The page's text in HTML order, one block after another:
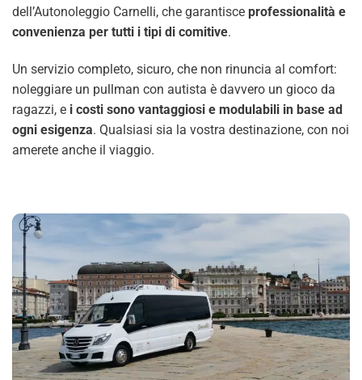
dell’Autonoleggio Carnelli, che garantisce professionalità e
convenienza per tutti i tipi di comitive.
Un servizio completo, sicuro, che non rinuncia al comfort:
noleggiare un pullman con autista è davvero un gioco da
ragazzi, e i costi sono vantaggiosi e modulabili in base ad
ogni esigenza. Qualsiasi sia la vostra destinazione, con noi
amerete anche il viaggio.